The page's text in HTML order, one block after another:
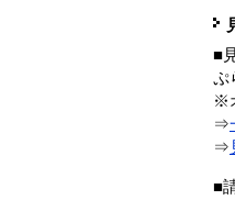
■
ぷ
※
⇒
⇒
■